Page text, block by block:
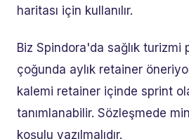
haritası için kullanılır.
Biz Spindora'da sağlık turizmi
çoğunda aylık retainer
kalemi retainer içinde sprint
tanımlanabilir. Sözleşmede
koşulu yazılmalıdır.